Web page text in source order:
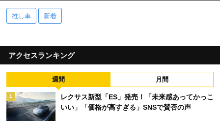
推し車 新着
アクセスランキング
週間 月間
1
レクサス新型「ES」発売！「未来感あってかっこ
いい」「価格が高すぎる」SNSで賛否の声